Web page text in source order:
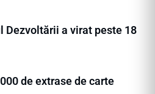
a virat peste 18
de extrase de carte